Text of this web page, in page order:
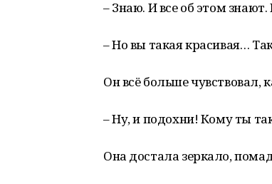
– Знаю. И все об этом
– Но вы такая красивая…
Он всё больше чувствовал,
– Ну, и подохни! Кому ты
Она достала зеркало,